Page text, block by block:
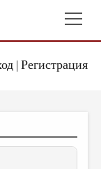
| Регистрация